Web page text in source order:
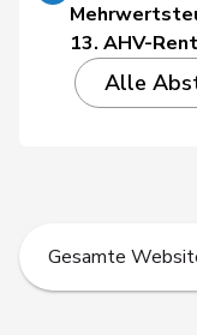
13. AHV-
Alle